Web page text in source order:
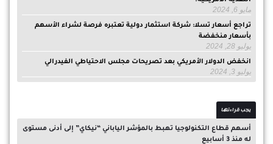
مايو 6, 2024
تراجع أسعار تسلا: شركة استثمار دولية تعتبره فرصة لشراء الأسهم
بأسعار منخفضة
يوليو 28, 2024
انخفض الدولار الأمريكي بعد تصريحات مجلس الاحتياطي الفيدرالي
يوليو 3, 2024
يجب قراءتها
أسهم قطاع التكنولوجيا تهبط بالمؤشر الياباني “نيكاي” إلى أدنى مستوى
له منذ 3 أسابيع